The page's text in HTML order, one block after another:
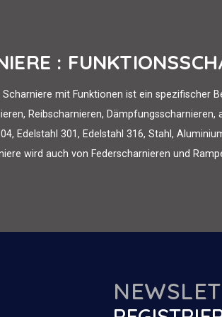
:
Scharniere mit Funktionen ist ein spezifischer
Reibscharnieren,
Edelstahl 301, Edelstahl 316, Stahl,
wird auch von Federscharnieren und